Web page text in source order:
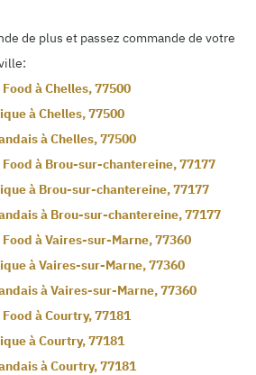
de plus et passez commande de votre
àChelles,77500
àChelles,77500
àChelles,77500
à Brou-sur-chantereine,77177
à Brou-sur-chantereine,77177
à Brou-sur-chantereine,77177
àVaires-sur-Marne,77360
àVaires-sur-Marne,77360
àVaires-sur-Marne,77360
àCourtry,77181
àCourtry,77181
àCourtry,77181